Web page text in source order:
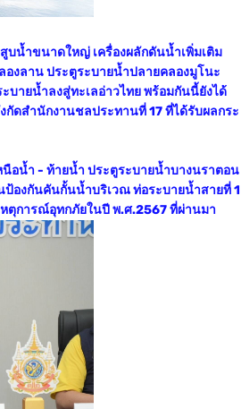
บน้ำขนาดใหญ่ เครื่องผลักดันน้ำเพิ่มเติม
งลาน ประตูระบายน้ำปลายคลองมูโนะ
ายน้ำลงสู่ทะเลอ่าวไทย พร้อมกันนี้ยังได้
ดสำนักงานชลประทานที่ 17 ที่ได้รับผลกระ
อน้ำ - ท้ายน้ำ ประตูระบายน้ำบางนราตอน
องกันคันกั้นน้ำบริเวณ ท่อระบายน้ำสายที่ 1
หตุการณ์อุทกภัยในปี พ.ศ.2567 ที่ผ่านมา